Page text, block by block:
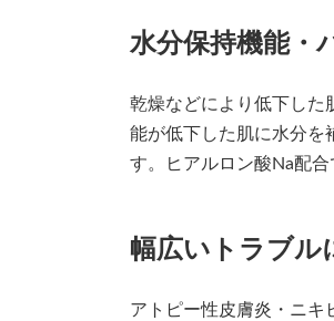
水分保持機能・
乾燥などにより低下した
能が低下した肌に水分を
す。ヒアルロン酸Na配
幅広いトラブル
アトピー性皮膚炎・ニキ